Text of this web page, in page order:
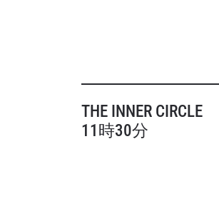
THE INNER CIRCLE
11時30分